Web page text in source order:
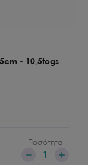
- 10,5togs
Ποσότητα
1